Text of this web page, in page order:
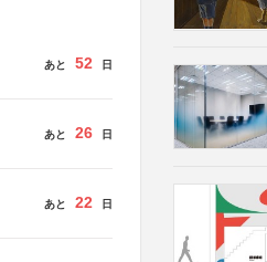
あと 52 日
あと 26 日
あと 22 日